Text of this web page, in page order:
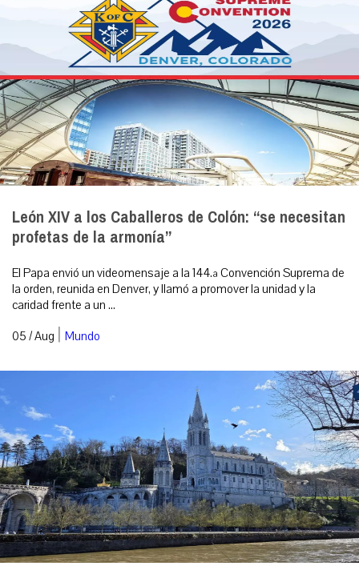
León XIV a los Caballeros de Colón: “se necesitan
profetas de la armonía”
El Papa envió un videomensaje a la 144.ª Convención Suprema de
la orden, reunida en Denver, y llamó a promover la unidad y la
caridad frente a un ...
05 / Aug | Mundo